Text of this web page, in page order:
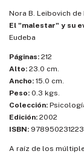
Nora B. Leibovich de
El "malestar" y su
Eudeba
Páginas: 212
Alto: 23.0 cm.
Ancho: 15.0 cm.
Peso: 0.3 kgs.
Colección:
Edición: 2002
ISBN:
A raíz de los